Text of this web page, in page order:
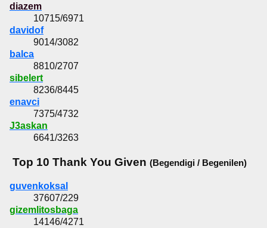
diazem
10715/6971
davidof
9014/3082
balca
8810/2707
sibelert
8236/8445
enavci
7375/4732
J3askan
6641/3263
Top 10 Thank You Given (Begendigi / Begenilen)
guvenkoksal
37607/229
gizemlitosbaga
14146/4271